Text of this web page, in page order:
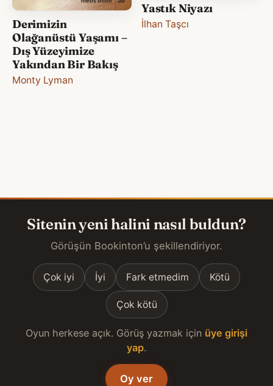
Derimizin
Olağanüstü Yaşamı –
Dış Yüzeyimize
Yakından Bir Bakış
Monty Lyman
Yastık Niyazı
İlhan Taşcı
Sitenin yeni halini nasıl buldun?
Görüşün Bookinton’u şekillendiriyor.
Çok iyi İyi Fark etmedim Kötü
Çok kötü
Oyun herkese açık. Görüş yazmak için üye girişi
yap.
Oy ver